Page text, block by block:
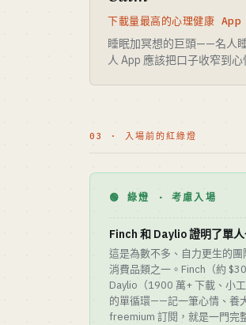
下載量最高的心理健康
睡眠加冥想的巨頭——名人
人 App 應該把口子收窄到
03 · 入場前的紅綠燈
🟢 綠燈 · 考慮入場
Finch 和 Daylio 證明了單
這是為數不多、自力更生的
消費品類之一。Finch（約
Daylio（1900 萬+ 下載、小
的單循環——記一筆心情、養
freemium 訂閱，就是一門完